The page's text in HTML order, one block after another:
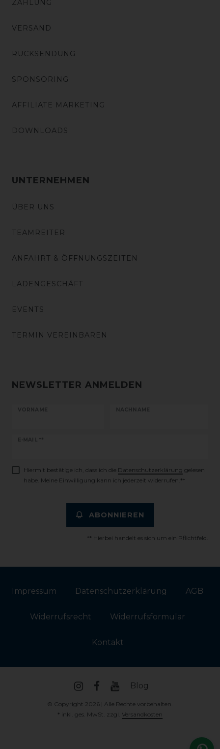
ZAHLUNG
VERSAND
RÜCKSENDUNG
SPONSORING
AFFILIATE MARKETING
DOWNLOADS
UNTERNEHMEN
ÜBER UNS
TEAMREITER
ANFAHRT & ÖFFNUNGSZEITEN
LADENGESCHÄFT
EVENTS
TERMIN VEREINBAREN
NEWSLETTER ANMELDEN
VORNAME NACHNAME
E-MAIL **
Newsletter
Hiermit bestätige ich, dass ich die Daten­schutz­erklärung gelesen
habe. Meine Einwilligung kann ich jederzeit widerrufen.**
ABONNIEREN
** Hierbei handelt es sich um ein Pflichtfeld.
Impressum Daten­schutz­erklärung AGB
Widerrufs­recht Widerrufs­formular
Kontakt
Blog
© Copyright 2026 | Alle Rechte vorbehalten.
* inkl. ges. MwSt. zzgl. Versandkosten